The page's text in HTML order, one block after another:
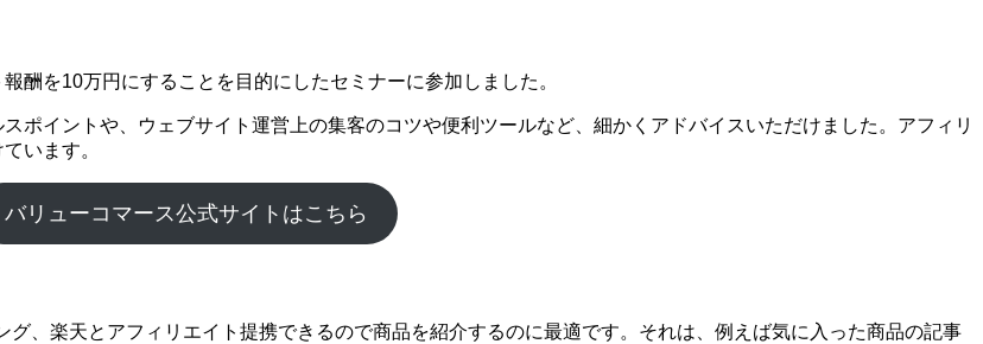
酬を10万円にすることを目的にしたセミナーに参加しました。
ポイントや、ウェブサイト運営上の集客のコツや便利ツールなど、細かくアドバイスいただけました。アフィリ
います。
バリューコマース公式サイトはこちら
、楽天とアフィリエイト提携できるので商品を紹介するのに最適です。それは、例えば気に入った商品の記事